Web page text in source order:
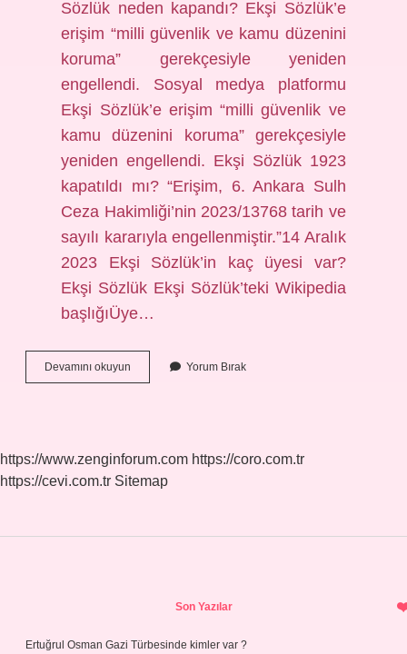
Sözlük neden kapandı? Ekşi Sözlük’e
erişim “milli güvenlik ve kamu düzenini
koruma” gerekçesiyle yeniden
engellendi. Sosyal medya platformu
Ekşi Sözlük’e erişim “milli güvenlik ve
kamu düzenini koruma” gerekçesiyle
yeniden engellendi. Ekşi Sözlük 1923
kapatıldı mı? “Erişim, 6. Ankara Sulh
Ceza Hakimliği’nin 2023/13768 tarih ve
sayılı kararıyla engellenmiştir.”14 Aralık
2023 Ekşi Sözlük’in kaç üyesi var?
Ekşi Sözlük Ekşi Sözlük’teki Wikipedia
başlığıÜye…
Devamını okuyun
Sözlük
Yorum Bırak
https://www.zenginforum.com https://coro.com.tr
https://cevi.com.tr Sitemap
Son Yazılar
Ertuğrul Osman Gazi Türbesinde kimler var ?